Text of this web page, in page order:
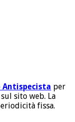
per
sito web. La
fissa.